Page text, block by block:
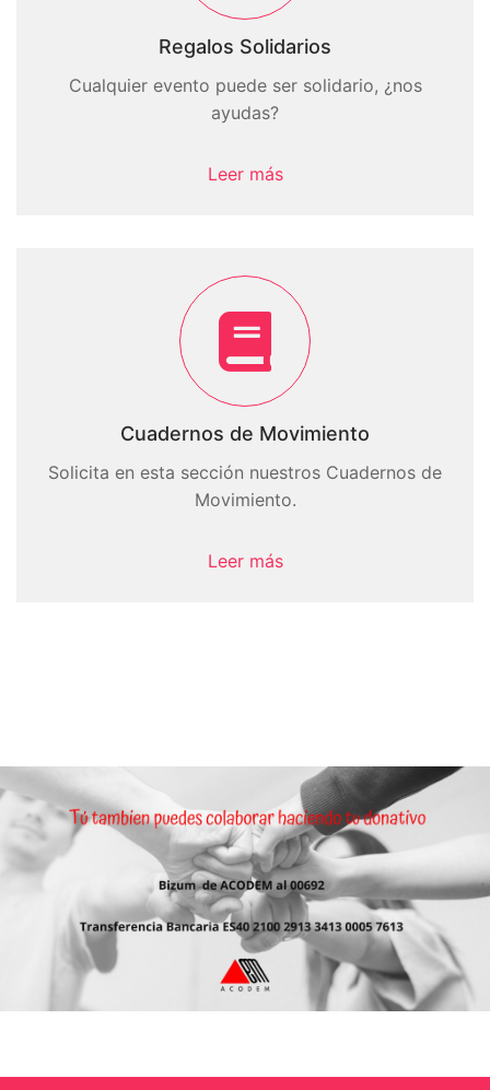
Regalos Solidarios
Cualquier evento puede ser solidario, ¿nos
ayudas?
Leer más
Cuadernos de Movimiento
Solicita en esta sección nuestros Cuadernos de
Movimiento.
Leer más